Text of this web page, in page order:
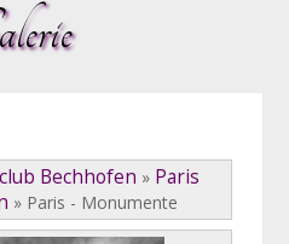
Bechhofen » Paris
» Paris - Monumente